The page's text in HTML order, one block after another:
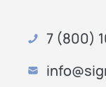
7 (800)